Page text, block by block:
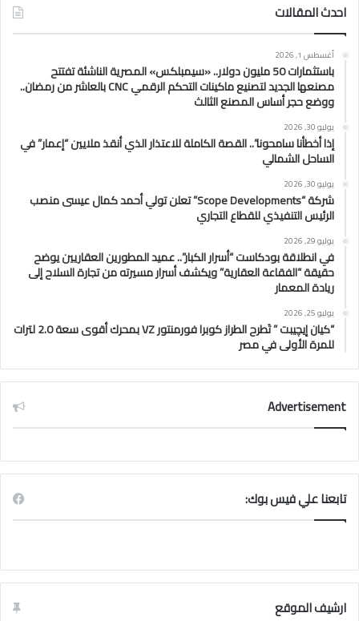
احدث المقالات
أغسطس 1, 2026
باستثمارات 50 مليون دولار.. «سيمبلكس» المصرية الناشئة تفتتح
مصنعها الجديد لتصنيع ماكينات التحكم الرقمي CNC بالعاشر من رمضان..
ووضع حجر أساس المصنع الثالث
يوليو 30, 2026
إذا أخطأنا سامحونا”.. القصة الكاملة للاعتذار الذي أنقذ ملايين “إعمار” في
الساحل الشمالي
يوليو 30, 2026
شركة “Scope Developments” تعلن تولي أحمد كمال عيسى منصب
الرئيس التنفيذي للقطاع التجاري
يوليو 29, 2026
في انطلاقة بودكاست “أسرار الكبار”.. عميد المطورين العقاريين يوضح
حقيقة “الفقاعة العقارية” ويكشف أسرار مسيرته من تجارة السلاح إلى
ريادة المعمار
يوليو 25, 2026
“كيان إيچيبت ” تَطرح الطراز كوبرا فورمنتور VZ بمحرك أقوى سعة 2.0 لترات
للمرة الأولى في مصر
Advertisement
تابعنا علي فيس بوك:
ارشيف الموقع